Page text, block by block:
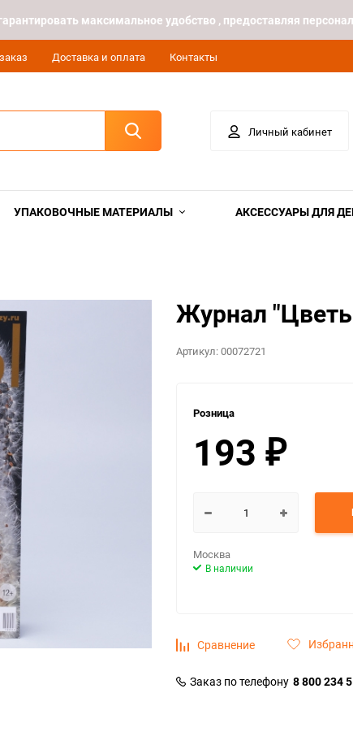
максимальное удобство , предоставляя
Доставка и оплата Контакты
Личный кабинет
УПАКОВОЧНЫЕ МАТЕРИАЛЫ АКСЕССУАРЫ ДЛЯ
Журнал
Артикул:00072721
Розница
193 ₽
Москва
В наличии
Сравнение
Заказ по телефону 8 800 234